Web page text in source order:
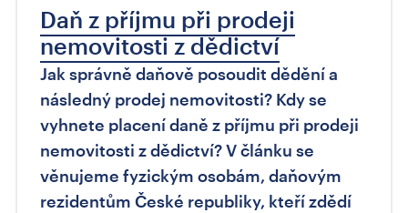
Daň z příjmu při prodeji
nemovitosti z dědictví
Jak správně daňově posoudit dědění a
následný prodej nemovitosti? Kdy se
vyhnete placení daně z příjmu při prodeji
nemovitosti z dědictví? V článku se
věnujeme fyzickým osobám, daňovým
rezidentům České republiky, kteří zdědí